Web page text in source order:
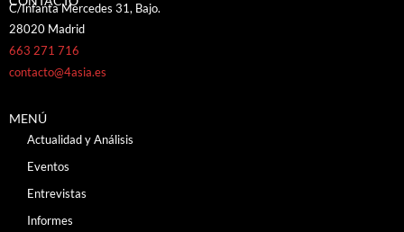
C/Infanta Mercedes 31, Bajo.
28020 Madrid
663 271 716
contacto@4asia.es
MENÚ
Actualidad y Análisis
Eventos
Entrevistas
Informes